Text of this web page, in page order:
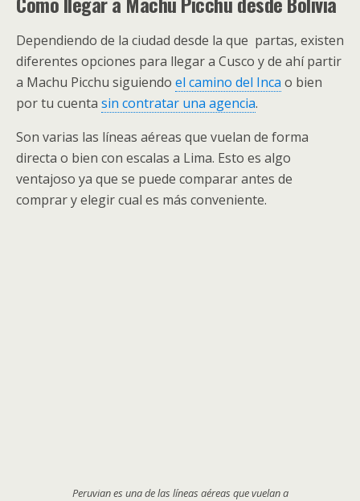
Dependiendo de la ciudad desde la que partas, existen
diferentes opciones para llegar a Cusco y de ahí partir
a Machu Picchu siguiendo el camino del Inca o bien
por tu cuenta sin contratar una agencia.
Son varias las líneas aéreas que vuelan de forma
directa o bien con escalas a Lima. Esto es algo
ventajoso ya que se puede comparar antes de
comprar y elegir cual es más conveniente.
Peruvian es una de las líneas aéreas que vuelan a